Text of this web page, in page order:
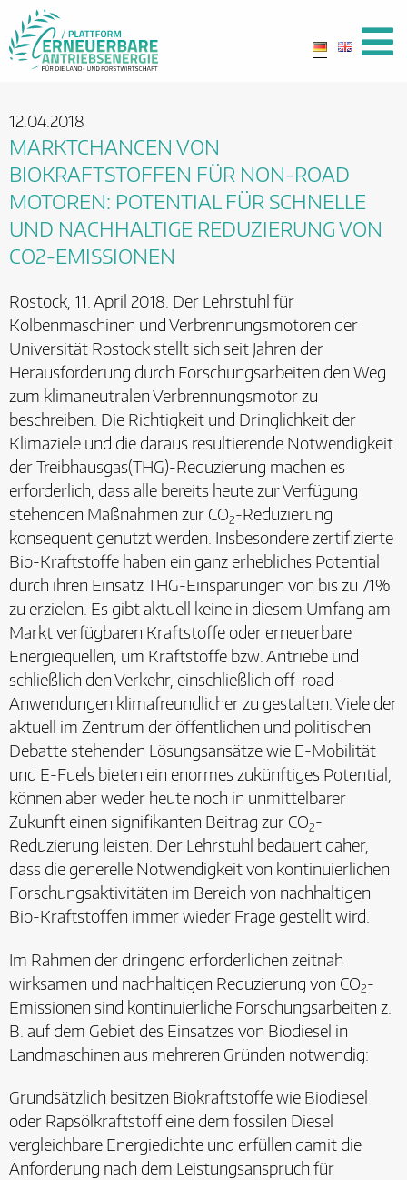
12.04.2018
MARKTCHANCEN VON
BIOKRAFTSTOFFEN FÜR NON-ROAD
MOTOREN: POTENTIAL FÜR SCHNELLE
UND NACHHALTIGE REDUZIERUNG VON
CO2-EMISSIONEN
Rostock, 11. April 2018. Der Lehrstuhl für
Kolbenmaschinen und Verbrennungsmotoren der
Universität Rostock stellt sich seit Jahren der
Herausforderung durch Forschungsarbeiten den Weg
zum klimaneutralen Verbrennungsmotor zu
beschreiben. Die Richtigkeit und Dringlichkeit der
Klimaziele und die daraus resultierende Notwendigkeit
der Treibhausgas(THG)-Reduzierung machen es
erforderlich, dass alle bereits heute zur Verfügung
stehenden Maßnahmen zur CO2-Reduzierung
konsequent genutzt werden. Insbesondere zertifizierte
Bio-Kraftstoffe haben ein ganz erhebliches Potential
durch ihren Einsatz THG-Einsparungen von bis zu 71%
zu erzielen. Es gibt aktuell keine in diesem Umfang am
Markt verfügbaren Kraftstoffe oder erneuerbare
Energiequellen, um Kraftstoffe bzw. Antriebe und
schließlich den Verkehr, einschließlich off-road-
Anwendungen klimafreundlicher zu gestalten. Viele der
aktuell im Zentrum der öffentlichen und politischen
Debatte stehenden Lösungsansätze wie E-Mobilität
und E-Fuels bieten ein enormes zukünftiges Potential,
können aber weder heute noch in unmittelbarer
Zukunft einen signifikanten Beitrag zur CO2-
Reduzierung leisten. Der Lehrstuhl bedauert daher,
dass die generelle Notwendigkeit von kontinuierlichen
Forschungsaktivitäten im Bereich von nachhaltigen
Bio-Kraftstoffen immer wieder Frage gestellt wird.
Im Rahmen der dringend erforderlichen zeitnah
wirksamen und nachhaltigen Reduzierung von CO2-
Emissionen sind kontinuierliche Forschungsarbeiten z.
B. auf dem Gebiet des Einsatzes von Biodiesel in
Landmaschinen aus mehreren Gründen notwendig:
Grundsätzlich besitzen Biokraftstoffe wie Biodiesel
oder Rapsölkraftstoff eine dem fossilen Diesel
vergleichbare Energiedichte und erfüllen damit die
Anforderung nach dem Leistungsanspruch für